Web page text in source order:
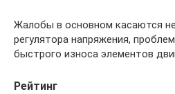
Жалобы в основном касаются
регулятора напряжения,
быстрого износа элементов
Рейтинг